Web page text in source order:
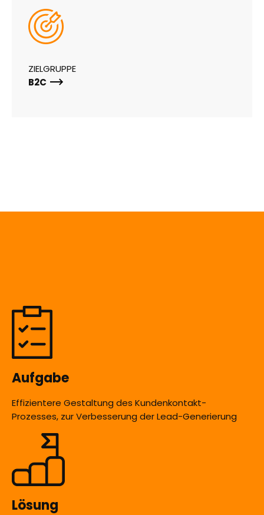
ZIELGRUPPE
B2C
Aufgabe
Effizientere Gestaltung des Kundenkontakt-
Prozesses, zur Verbesserung der Lead-Generierung
Lösung